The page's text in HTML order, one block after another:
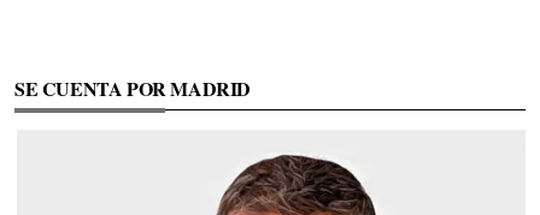
SE CUENTA POR MADRID